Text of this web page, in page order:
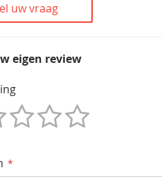
uw vraag
eigen review